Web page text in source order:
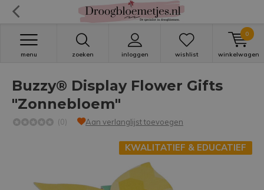
zoeken inloggen
menu wishlist winkelwagen
0
Buzzy® Display Flower Gifts
"Zonnebloem"
(0) Aan verlanglijst toevoegen
KWALITATIEF & EDUCATIEF